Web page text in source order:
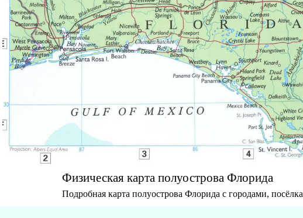
Физическая карта полуострова Флорида
Подробная карта полуострова Флорида с городами,